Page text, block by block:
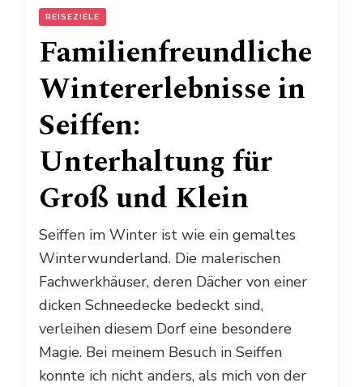
REISEZIELE
Familienfreundliche
Wintererlebnisse in
Seiffen:
Unterhaltung für
Groß und Klein
Seiffen im Winter ist wie ein gemaltes
Winterwunderland. Die malerischen
Fachwerkhäuser, deren Dächer von einer
dicken Schneedecke bedeckt sind,
verleihen diesem Dorf eine besondere
Magie. Bei meinem Besuch in Seiffen
konnte ich nicht anders, als mich von der